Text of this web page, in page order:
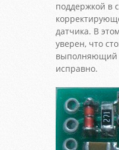
поддержкой в
датчика. В
уверен, что
выполняющий
исправно.